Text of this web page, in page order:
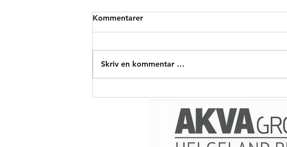
Kommentarer
Skriv en kommentar …